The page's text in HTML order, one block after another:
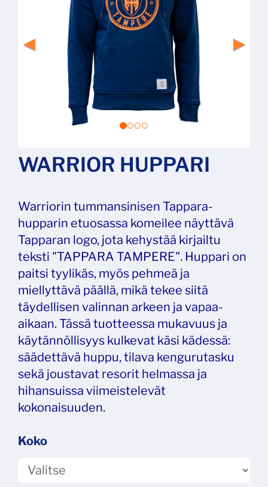
WARRIOR HUPPARI
Warriorin tummansinisen Tappara-
hupparin etuosassa komeilee näyttävä
Tapparan logo, jota kehystää kirjailtu
teksti "TAPPARA TAMPERE". Huppari on
paitsi tyylikäs, myös pehmeä ja
miellyttävä päällä, mikä tekee siitä
täydellisen valinnan arkeen ja vapaa-
aikaan. Tässä tuotteessa mukavuus ja
käytännöllisyys kulkevat käsi kädessä:
säädettävä huppu, tilava kengurutasku
sekä joustavat resorit helmassa ja
hihansuissa viimeistelevät
kokonaisuuden.
Koko